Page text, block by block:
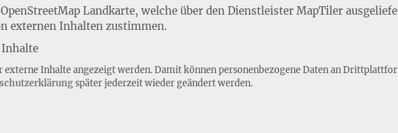
Landkarte, welche über den Dienstleister MapTiler
externen Inhalten zustimmen.
externe Inhalte angezeigt werden. Damit können personenbezogene Daten an
später jederzeit wieder geändert werden.